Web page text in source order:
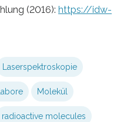
(2016): https://idw-
Laserspektroskopie
Molekül
radioactive molecules